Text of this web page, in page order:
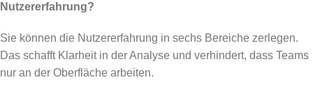
Nutzererfahrung?
Sie können die Nutzererfahrung in sechs Bereiche zerlegen.
Das schafft Klarheit in der Analyse und verhindert, dass Teams
nur an der Oberfläche arbeiten.